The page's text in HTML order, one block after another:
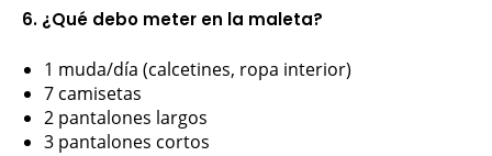
6. ¿Qué debo meter en la maleta?
1 muda/día (calcetines, ropa interior)
7 camisetas
2 pantalones largos
3 pantalones cortos